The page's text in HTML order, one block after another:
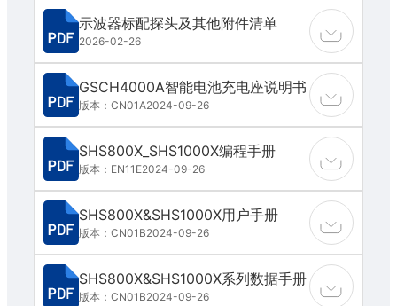
示波器标配探头及其他附件清单
2026-02-26
GSCH4000A智能电池充电座说明书
版本：CN01A2024-09-26
SHS800X_SHS1000X编程手册
版本：EN11E2024-09-26
SHS800X&SHS1000X用户手册
版本：CN01B2024-09-26
SHS800X&SHS1000X系列数据手册
版本：CN01B2024-09-26